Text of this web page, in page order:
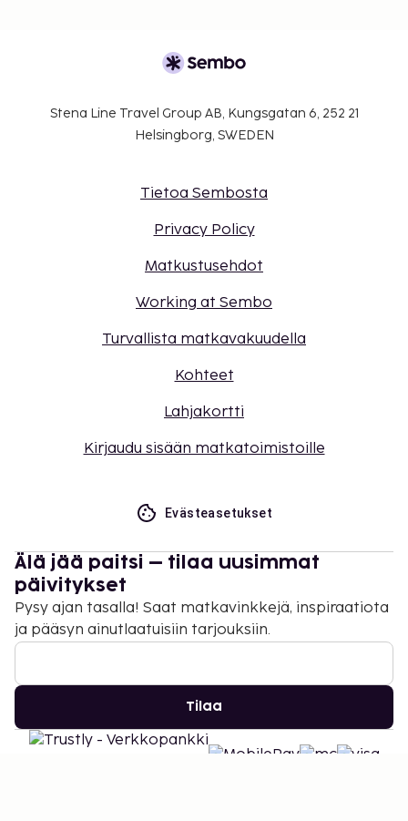
Stena Line Travel Group AB, Kungsgatan 6, 252 21
Helsingborg, SWEDEN
Tietoa Sembosta
Privacy Policy
Matkustusehdot
Working at Sembo
Turvallista matkavakuudella
Kohteet
Lahjakortti
Kirjaudu sisään matkatoimistoille
Evästeasetukset
Älä jää paitsi – tilaa uusimmat
päivitykset
Pysy ajan tasalla! Saat matkavinkkejä, inspiraatiota
ja pääsyn ainutlaatuisiin tarjouksiin.
Tilaa